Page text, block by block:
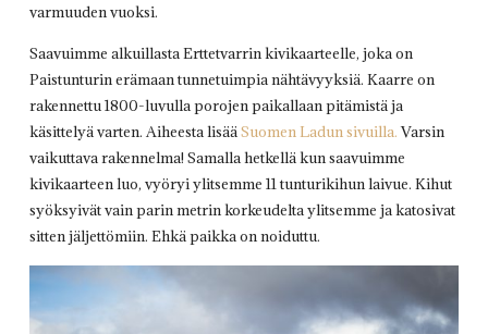
varmuuden vuoksi.
Saavuimme alkuillasta Erttetvarrin kivikaarteelle, joka on
Paistunturin erämaan tunnetuimpia nähtävyyksiä. Kaarre on
rakennettu 1800-luvulla porojen paikallaan pitämistä ja
käsittelyä varten. Aiheesta lisääSuomen Ladun sivuilla.Varsin
vaikuttava rakennelma! Samalla hetkellä kun saavuimme
kivikaarteen luo, vyöryi ylitsemme 11 tunturikihun laivue. Kihut
syöksyivät vain parin metrin korkeudelta ylitsemme ja katosivat
sitten jäljettömiin. Ehkä paikka on noiduttu.